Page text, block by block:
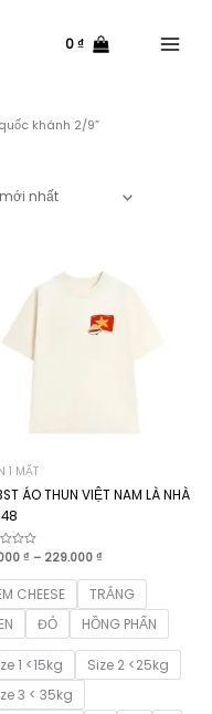
0₫
Main
khánh 2/9”
1 MẶT
ÁO THUN VIỆT NAM LÀ NHÀ
₫ – 229.000 ₫
từ
189.000 ₫
đến
229.000 ₫
CHEESE
TRẮNG
ĐỎ HỒNG PHẤN
1 <15kg
Size 2 <25kg
3 < 35kg